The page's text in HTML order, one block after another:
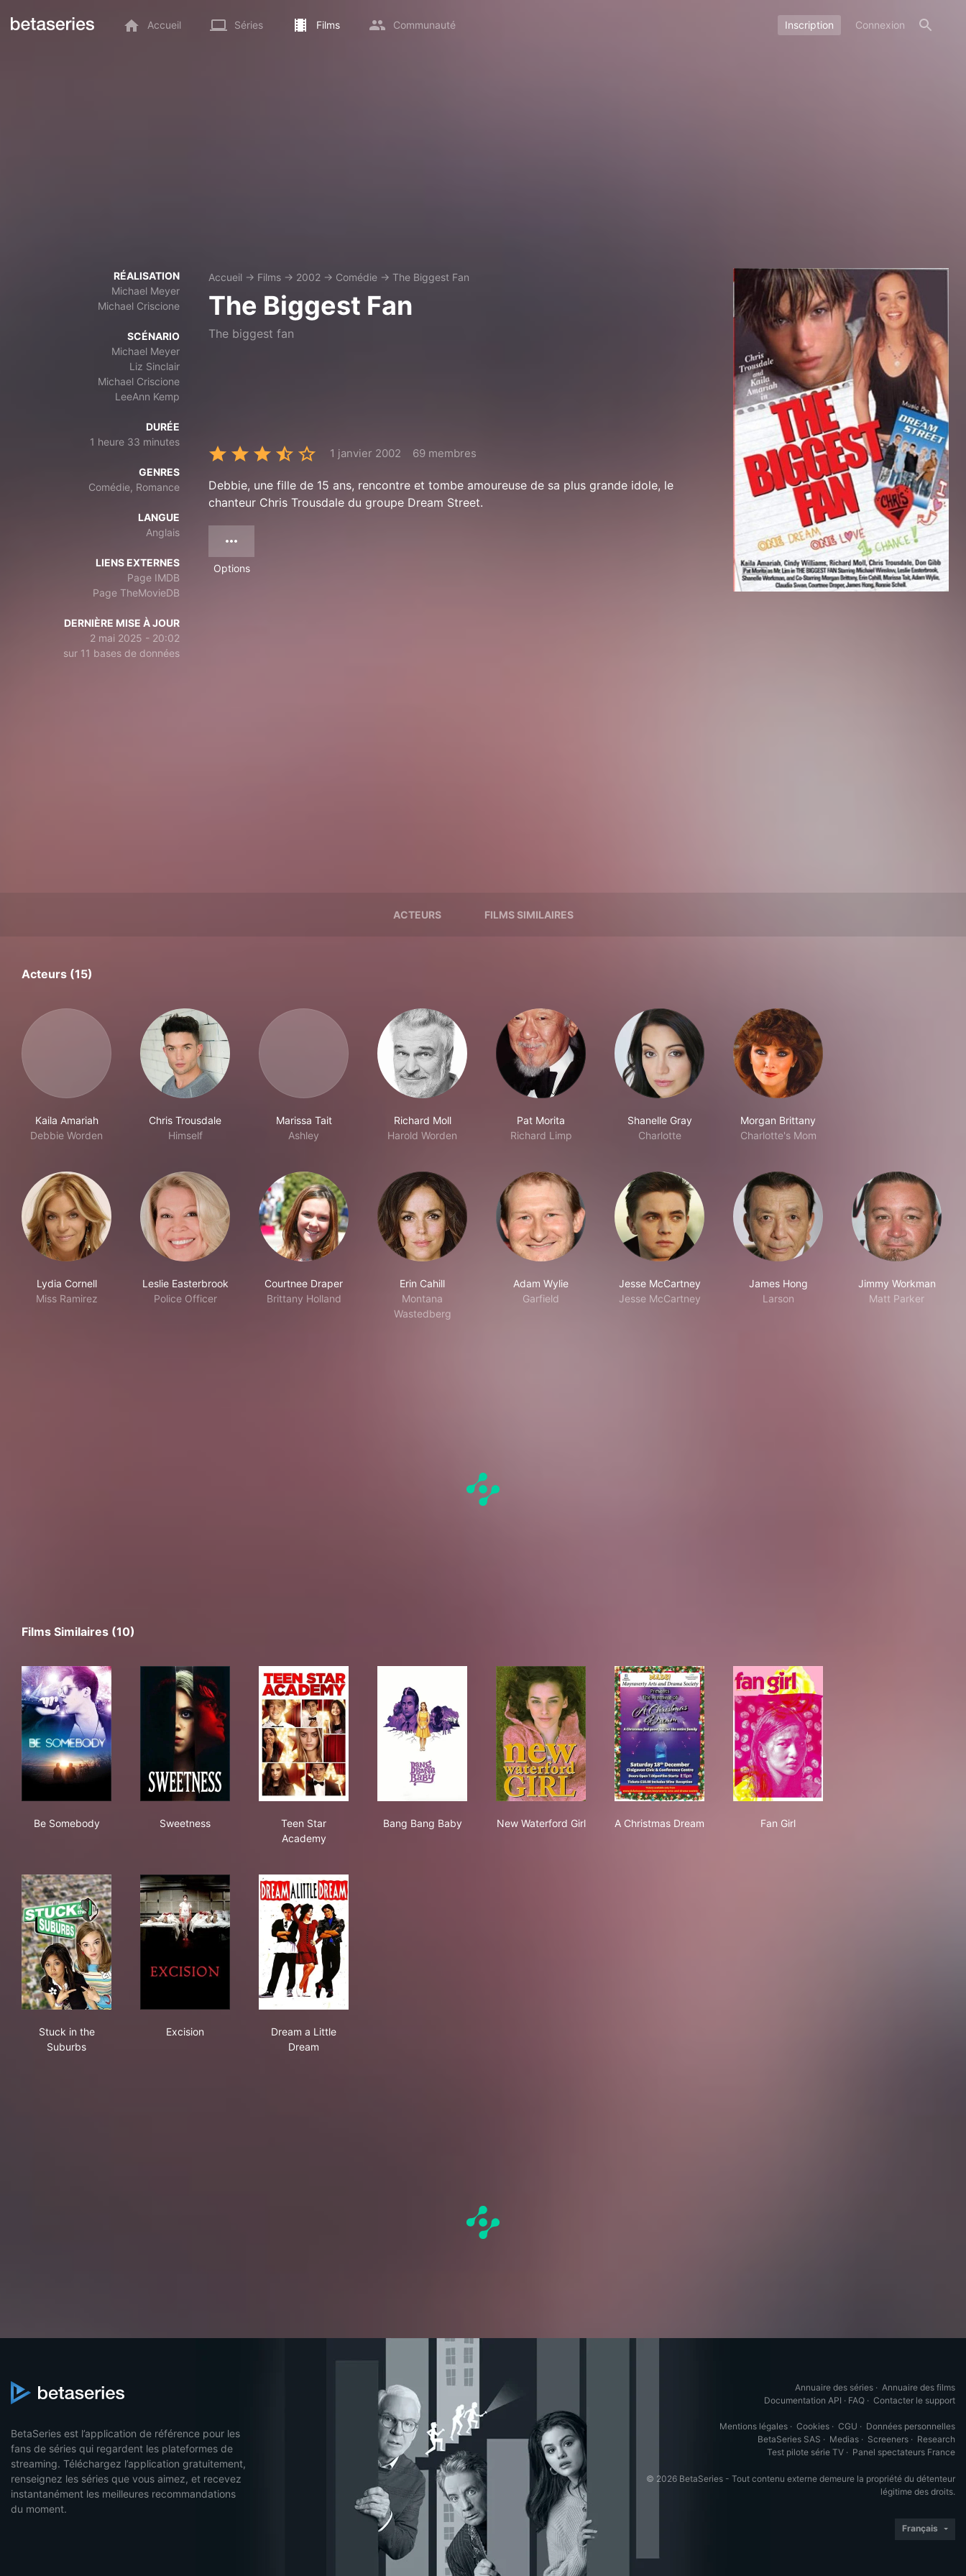
Accueil Séries Films Communauté Inscription Connexion
RÉALISATION
Michael Meyer
Michael Criscione
SCÉNARIO
Michael Meyer
Liz Sinclair
Michael Criscione
LeeAnn Kemp
DURÉE
1 heure 33 minutes
GENRES
Comédie, Romance
LANGUE
Anglais
LIENS EXTERNES
Page IMDB
Page TheMovieDB
DERNIÈRE MISE À JOUR
2 mai 2025 - 20:02
sur 11 bases de données
Accueil → Films → 2002 → Comédie → The Biggest Fan
The Biggest Fan
The biggest fan
1 janvier 2002 69 membres
Debbie, une fille de 15 ans, rencontre et tombe amoureuse de sa plus grande idole, le
chanteur Chris Trousdale du groupe Dream Street.
Options
ACTEURS FILMS SIMILAIRES
Acteurs (15)
Kaila Amariah
Debbie Worden
Chris Trousdale
Himself
Marissa Tait
Ashley
Richard Moll
Harold Worden
Pat Morita
Richard Limp
Shanelle Gray
Charlotte
Morgan Brittany
Charlotte's Mom
Lydia Cornell
Miss Ramirez
Leslie Easterbrook
Police Officer
Courtnee Draper
Brittany Holland
Erin Cahill
Montana
Wastedberg
Adam Wylie
Garfield
Jesse McCartney
Jesse McCartney
James Hong
Larson
Jimmy Workman
Matt Parker
Films Similaires (10)
Be Somebody
Sweetness
Teen Star
Academy
Bang Bang Baby
New Waterford Girl
A Christmas Dream
Fan Girl
Stuck in the
Suburbs
Excision
Dream a Little
Dream
BetaSeries est l’application de référence pour les
fans de séries qui regardent les plateformes de
streaming. Téléchargez l’application gratuitement,
renseignez les séries que vous aimez, et recevez
instantanément les meilleures recommandations
du moment.
Annuaire des séries · Annuaire des films
Documentation API · FAQ · Contacter le support
Mentions légales · Cookies · CGU · Données personnelles
BetaSeries SAS · Medias · Screeners · Research
Test pilote série TV · Panel spectateurs France
© 2026 BetaSeries - Tout contenu externe demeure la propriété du détenteur
légitime des droits.
Français